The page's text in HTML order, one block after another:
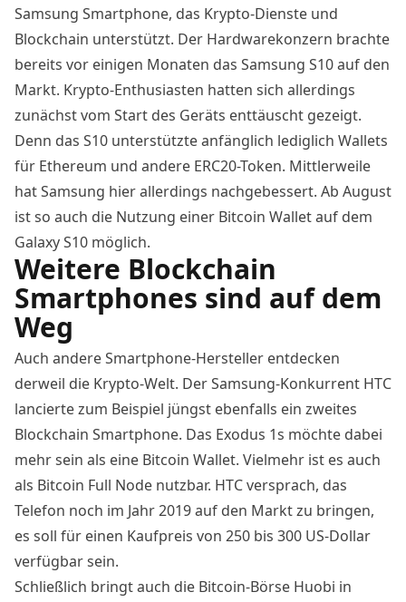
Samsung Smartphone, das Krypto-Dienste und
Blockchain unterstützt. Der Hardwarekonzern brachte
bereits vor einigen Monaten das Samsung S10 auf den
Markt. Krypto-Enthusiasten hatten sich allerdings
zunächst vom Start des Geräts enttäuscht gezeigt.
Denn das S10 unterstützte anfänglich lediglich Wallets
für Ethereum und andere ERC20-Token. Mittlerweile
hat Samsung hier allerdings nachgebessert. Ab August
ist so auch die Nutzung einer Bitcoin Wallet auf dem
Galaxy S10 möglich.
Weitere Blockchain
Smartphones sind auf dem
Weg
Auch andere Smartphone-Hersteller entdecken
derweil die Krypto-Welt. Der Samsung-Konkurrent HTC
lancierte zum Beispiel jüngst ebenfalls ein zweites
Blockchain Smartphone. Das Exodus 1s möchte dabei
mehr sein als eine Bitcoin Wallet. Vielmehr ist es auch
als Bitcoin Full Node nutzbar. HTC versprach, das
Telefon noch im Jahr 2019 auf den Markt zu bringen,
es soll für einen Kaufpreis von 250 bis 300 US-Dollar
verfügbar sein.
Schließlich bringt auch die Bitcoin-Börse Huobi in